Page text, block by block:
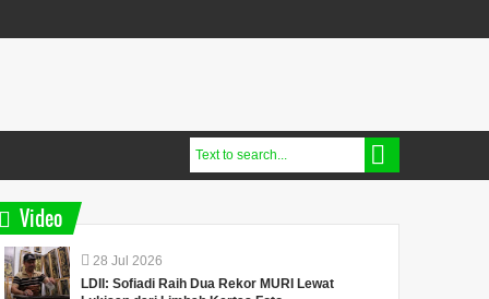
Video
28 Jul 2026
LDII: Sofiadi Raih Dua Rekor MURI Lewat